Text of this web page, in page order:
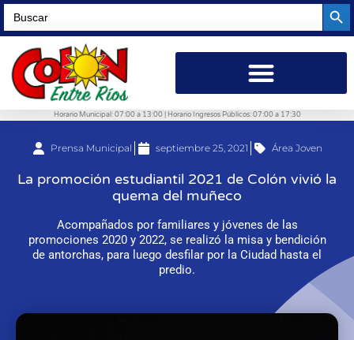
Search
for:
Horario Municipal: 07:00 a 13:00 | Horario Ingresos Públicos: 07:00 a 17:30
Prensa Municipal septiembre 25, 2021 Área Joven
La promoción estudiantil 2021 de Colón vivió la
quema del muñeco
Acompañados por familiares y jóvenes de las
promociones 2020 y 2022, se realizó la misa y bendición
de antorchas, para luego desfilar por la Ciudad hasta el
predio.